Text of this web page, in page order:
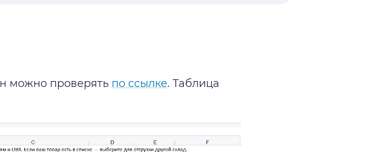
можно проверять по ссылке. Таблица